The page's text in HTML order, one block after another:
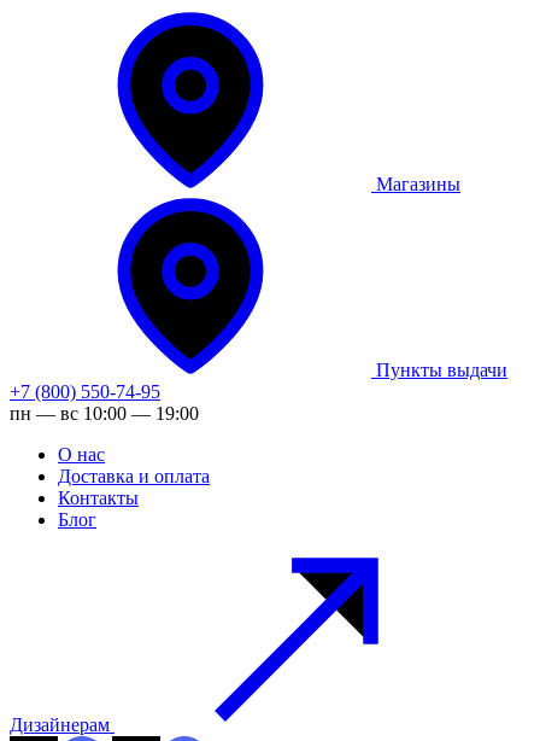
Магазины
Пункты выдачи
+7 (800) 550-74-95
пн — вс 10:00 — 19:00
О нас
Доставка и оплата
Контакты
Блог
Дизайнерам